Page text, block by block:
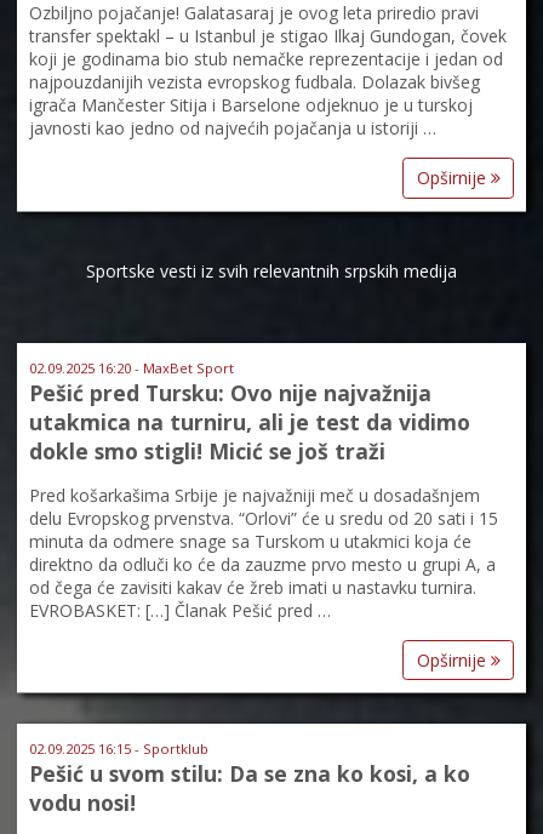
Ozbiljno pojačanje! Galatasaraj je ovog leta priredio pravi
transfer spektakl – u Istanbul je stigao Ilkaj Gundogan, čovek
koji je godinama bio stub nemačke reprezentacije i jedan od
najpouzdanijih vezista evropskog fudbala. Dolazak bivšeg
igrača Mančester Sitija i Barselone odjeknuo je u turskoj
javnosti kao jedno od najvećih pojačanja u istoriji …
Opširnije
Sportske vesti iz svih relevantnih srpskih medija
02.09.2025 16:20 - MaxBet Sport
Pešić pred Tursku: Ovo nije najvažnija
utakmica na turniru, ali je test da vidimo
dokle smo stigli! Micić se još traži
Pred košarkašima Srbije je najvažniji meč u dosadašnjem
delu Evropskog prvenstva. “Orlovi” će u sredu od 20 sati i 15
minuta da odmere snage sa Turskom u utakmici koja će
direktno da odluči ko će da zauzme prvo mesto u grupi A, a
od čega će zavisiti kakav će žreb imati u nastavku turnira.
EVROBASKET: […] Članak Pešić pred …
Opširnije
02.09.2025 16:15 - Sportklub
Pešić u svom stilu: Da se zna ko kosi, a ko
vodu nosi!